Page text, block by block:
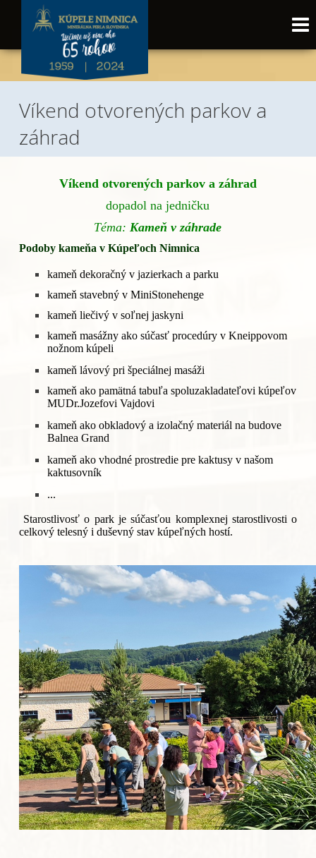
Víkend otvorených parkov a
záhrad
Víkend otvorených parkov a záhrad
dopadol na jedničku
Téma:Kameň v záhrade
Podoby kameňa v Kúpeľoch Nimnica
kameň dekoračný v jazierkach a parku
kameň stavebný v MiniStonehenge
kameň liečivý v soľnej jaskyni
kameň masážny ako súčasť procedúry v Kneippovom
nožnom kúpeli
kameň lávový pri špeciálnej masáži
kameň ako pamätná tabuľa spoluzakladateľovi kúpeľov
MUDr.Jozefovi Vajdovi
kameň ako obkladový a izolačný materiál na budove
Balnea Grand
kameň ako vhodné prostredie pre kaktusy v našom
kaktusovník
...
Starostlivosť o park je súčasťou komplexnej starostlivosti o
celkový telesný i duševný stav kúpeľných hostí.